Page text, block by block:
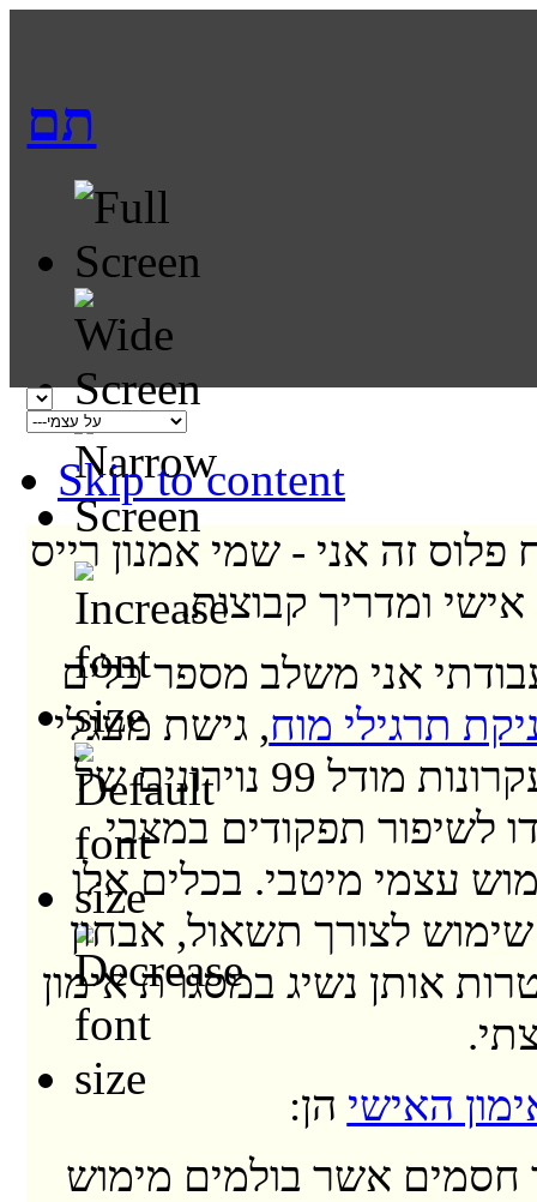
תם
Skip to content
פלוס זה אני - שמי אמנון רייס
אישי ומדריך קבוצות.
אני משלב מספר כלים
תרגילי מוח, גישת מעגלי
הקשבה ועקרונות מודל 99 נוירונים של
לשיפור תפקודים במצבי
עצמי מיטבי. בכלים אלו
לצורך תשאול, אבחון
אותן נשיג במסגרת אימון
האישי הן:
אשר בולמים מימוש